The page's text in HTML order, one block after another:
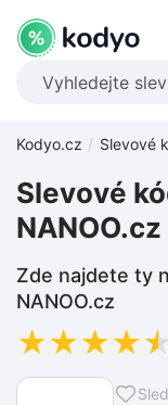
Kodyo.cz Slevové
Slevové
NANOO.cz
Zde najdete ty
NANOO.cz
★★★★★